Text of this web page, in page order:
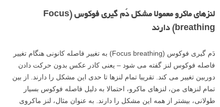
لنزهای ماکرو معمولا مشکل دَم گیری فوکوس (Focus
breathing) دارند
دَم گیری فوکوس (Focus breathing) به تغییر فاصله کانونی هنگام تغییر
فاصله فوکوس لنز گفته می شود – یعنی کادر عکس بدون حرکت دادن
دوربین تغییر می کند. تقریبا تمام لنزها تا حدی این مشکل را دارند. از بین
تمام لنزهای من، لنزهای ماکرو، احتمالا به دلیل فاصله فوکوس بسیار
طولانی، بیشتر از همه این مشکل را دارند. به عنوان مثال، لنز ماکروی